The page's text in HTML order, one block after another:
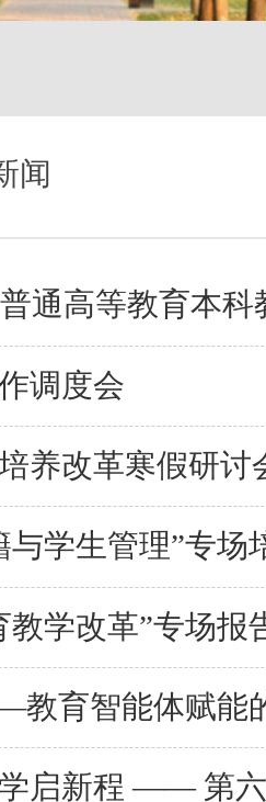
闻
调度会
养改革寒假研讨
学生管理”专场
学改革”专场报
育智能体赋能